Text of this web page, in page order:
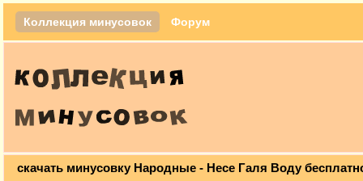
Коллекция минусовок Форум
скачать минусовку Народные - Несе Галя Воду